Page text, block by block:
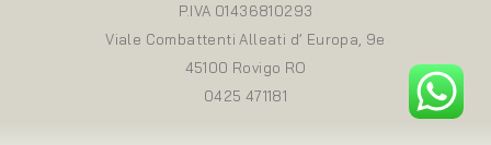
P.IVA 01436810293
Viale Combattenti Alleati d’ Europa, 9e
45100 Rovigo RO
0425 471181